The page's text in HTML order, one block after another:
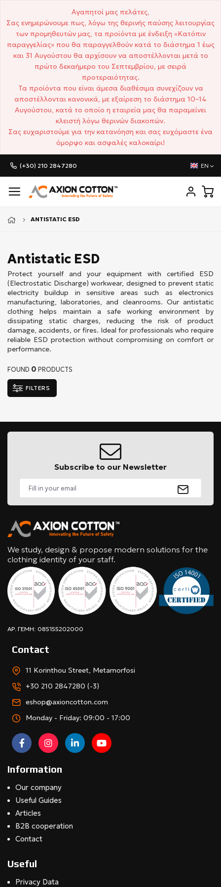
Αγαπητοί μας πελάτες,
Σας ενημερώνουμε πως, λόγω της θερινής παύσης λειτουργίας
των προμηθευτών μας, τα προϊόντα με ένδειξη «Κατόπιν
παραγγελίας» που θα παραγγελθούν κατά το διάστημα 1 έως
και 31 Αυγούστου θα αρχίσουν να αποστέλλονται μετά το
πρώτο δεκαήμερο του Σεπτεμβρίου, με σειρά
προτεραιότητας.
Τα προϊόντα που είναι άμεσα διαθέσιμα συνεχίζουν να
αποστέλλονται κανονικά, με εξαίρεση το διάστημα 10–14
Αυγούστου, κατά το οποίο η εταιρεία μας θα παραμείνει
κλειστή λόγω θερινών διακοπών.
Σας ευχαριστούμε για την κατανόηση και σας ευχόμαστε ένα
όμορφο και ασφαλές καλοκαίρι!
(+30) 210 2847280 EN
ANTISTATIC ESD
Antistatic ESD
Protect yourself and your equipment with certified ESD
(Electrostatic Discharge) workwear, designed to prevent static
electricity buildup in sensitive areas such as electronics
manufacturing, laboratories, and cleanrooms. Our antistatic
clothing helps maintain a safe working environment by
dissipating static charges, reducing the risk of product
damage, accidents, or fires. Ideal for professionals who require
reliable ESD protection without compromising on comfort or
performance.
FOUND 0 PRODUCTS
FILTERS
Subscribe to our Newsletter
We study, design & propose modern solutions for the
clothing identity of your staff.
ΑΡ. ΓΕΜΗ: 085155202000
Contact
11 Korinthou Street, Metamorfosi
+30 210 2847280 (-3)
eshop@axioncotton.com
Monday - Friday: 09:00 - 17:00
Information
Our company
Useful Guides
Articles
B2B cooperation
Contact
Useful
Privacy Data